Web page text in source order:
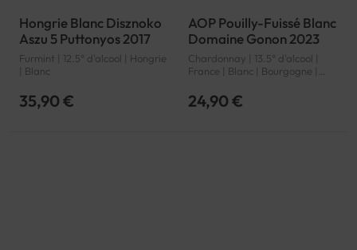
Hongrie Blanc Disznoko
Aszu 5 Puttonyos 2017
Furmint | 12.5° d'alcool | Hongrie
| Blanc
35,90 €
AOP Pouilly-Fuissé Blanc
Domaine Gonon 2023
Chardonnay | 13.5° d'alcool |
France | Blanc | Bourgogne |
24,90 €